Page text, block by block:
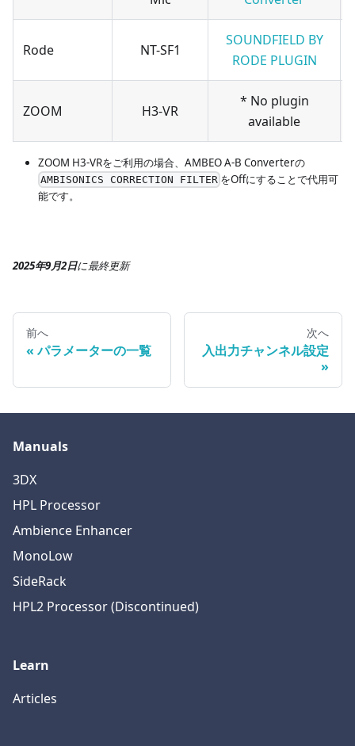
Rode NT-SF1
SOUNDFIELD BY
RODE PLUGIN
ZOOM H3-VR
* No plugin
available
ZOOM H3-VRをご利用の場合、AMBEO A-B Converterの
AMBISONICS CORRECTION FILTER をOffにすることで代用可
能です。
2025年9月2日に最終更新
前へ
パラメーターの一覧
次へ
入出力チャンネル設定
Manuals
3DX
HPL Processor
Ambience Enhancer
MonoLow
SideRack
HPL2 Processor (Discontinued)
Learn
Articles